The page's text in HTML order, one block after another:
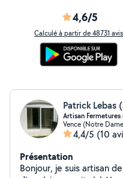
4,6/5
Calculé à partir de 48731 avis
Patrick Lebas
Artisan
Vence (Notre
4,4/5 (10
Présentation
Bonjour, je suis artisan